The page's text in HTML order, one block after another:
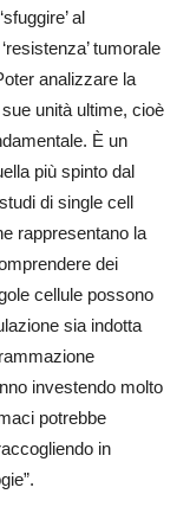
al
tumorale
analizzare la
unità ultime, cioè
È un
più spinto dal
di single cell
rappresentano la
dei
cellule possono
sia indotta
investendo molto
potrebbe
in